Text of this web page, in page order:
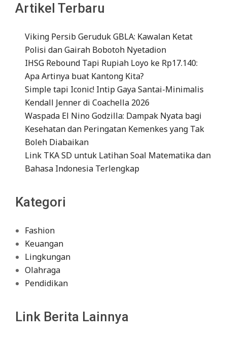
Artikel Terbaru
Viking Persib Geruduk GBLA: Kawalan Ketat
Polisi dan Gairah Bobotoh Nyetadion
IHSG Rebound Tapi Rupiah Loyo ke Rp17.140:
Apa Artinya buat Kantong Kita?
Simple tapi Iconic! Intip Gaya Santai-Minimalis
Kendall Jenner di Coachella 2026
Waspada El Nino Godzilla: Dampak Nyata bagi
Kesehatan dan Peringatan Kemenkes yang Tak
Boleh Diabaikan
Link TKA SD untuk Latihan Soal Matematika dan
Bahasa Indonesia Terlengkap
Kategori
Fashion
Keuangan
Lingkungan
Olahraga
Pendidikan
Link Berita Lainnya